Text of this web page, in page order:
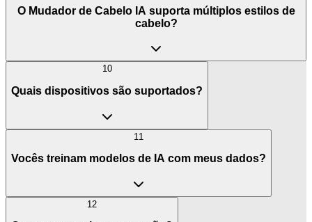
O Mudador de Cabelo IA suporta múltiplos estilos de
cabelo?
10
Quais dispositivos são suportados?
11
Vocês treinam modelos de IA com meus dados?
12